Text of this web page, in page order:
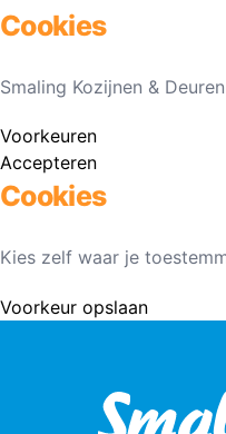
Cookies
Smaling Kozijnen &
Voorkeuren
Accepteren
Cookies
Kies zelf waar je
Voorkeur opslaan